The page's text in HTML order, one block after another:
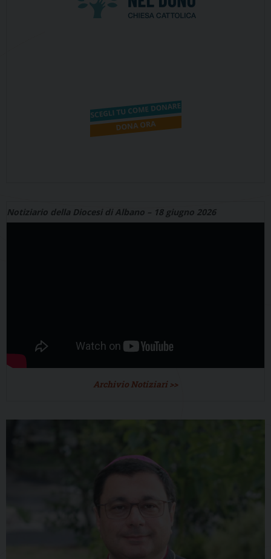
Notiziario della Diocesi di Albano – 18 giugno 2026
Archivio Notiziari >>